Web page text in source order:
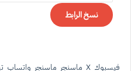
نسخ الرابط
فيسبوك ‫X ماسنجر ماسنجر واتساب